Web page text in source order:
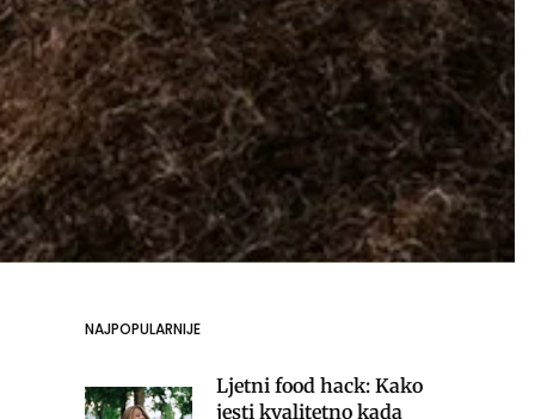
NAJPOPULARNIJE
Ljetni food hack: Kako
jesti kvalitetno kada